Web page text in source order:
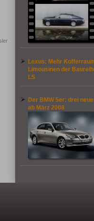
Lexus: Mehr
Limousinen der
LS
Der BMW 5er: drei
ab März 2008